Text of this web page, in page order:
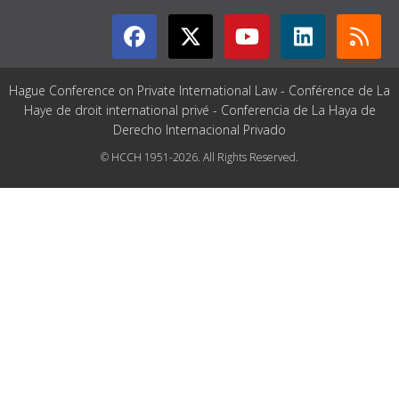
Hague Conference on Private International Law - Conférence de La
Haye de droit international privé - Conferencia de La Haya de
Derecho Internacional Privado
© HCCH 1951-2026. All Rights Reserved.